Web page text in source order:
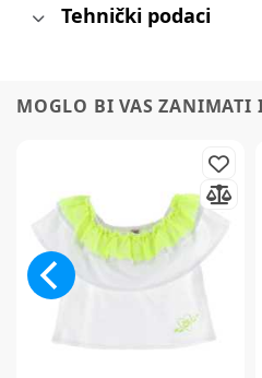
Tehnički podaci
MOGLO BI VAS ZANIMATI